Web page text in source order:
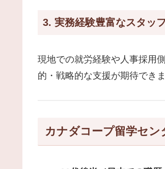
3. 実務経験豊富なスタッ
現地での就労経験や人事採用
的・戦略的な支援が期待できま
カナダコープ留学セン